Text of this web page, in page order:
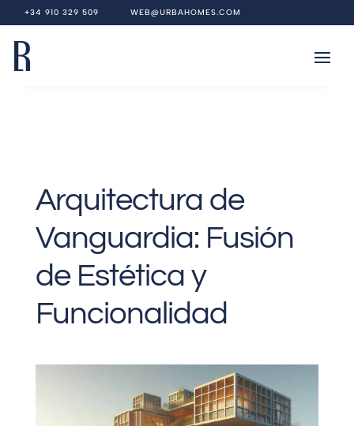
+34 910 329 509 WEB@URBAHOMES.COM
Arquitectura de
Vanguardia: Fusión
de Estética y
Funcionalidad